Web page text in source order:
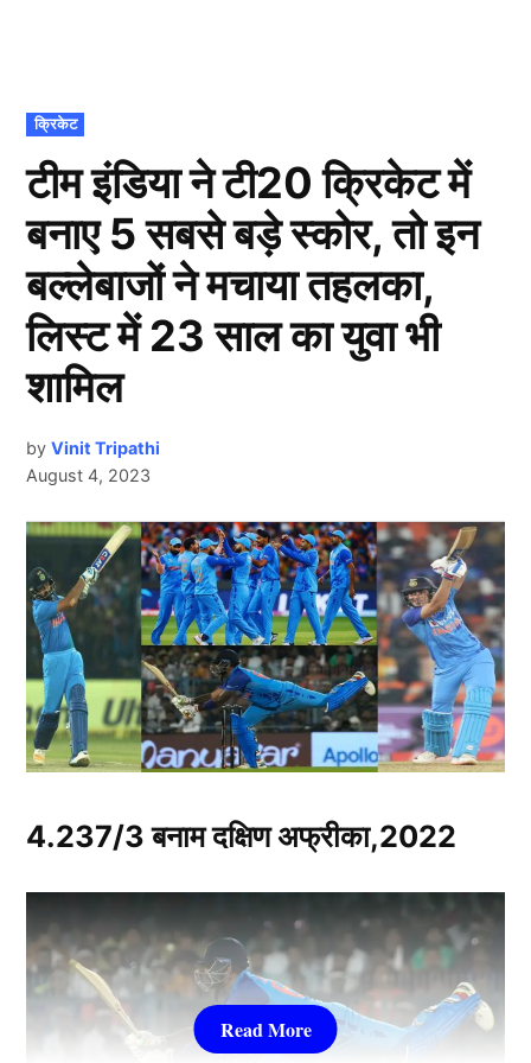
POSTED
IN
क्रिकेट
टीम इंडिया ने टी20 क्रिकेट में
बनाए 5 सबसे बड़े स्कोर, तो इन
बल्लेबाजों ने मचाया तहलका,
लिस्ट में 23 साल का युवा भी
शामिल
by Vinit Tripathi
August 4, 2023
4.237/3 बनाम दक्षिण अफ्रीका,2022